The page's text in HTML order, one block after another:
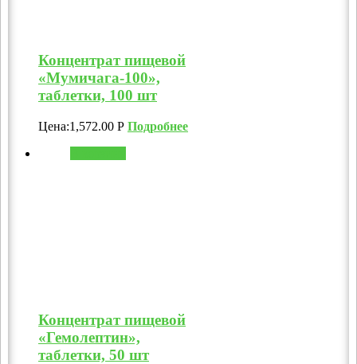
Концентрат пищевой
«Мумичага-100»,
таблетки, 100 шт
Цена:1,572.00 Р Подробнее
Концентрат пищевой
«Гемолептин»,
таблетки, 50 шт